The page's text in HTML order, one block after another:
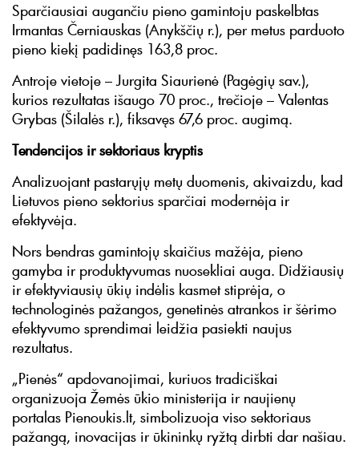
Sparčiausiai augančiu pieno gamintoju paskelbtas
Irmantas Černiauskas (Anykščių r.), per metus parduoto
pieno kiekį padidinęs 163,8 proc.
Antroje vietoje – Jurgita Siaurienė (Pagėgių sav.),
kurios rezultatas išaugo 70 proc., trečioje – Valentas
Grybas (Šilalės r.), fiksavęs 67,6 proc. augimą.
Tendencijos ir sektoriaus kryptis
Analizuojant pastarųjų metų duomenis, akivaizdu, kad
Lietuvos pieno sektorius sparčiai modernėja ir
efektyvėja.
Nors bendras gamintojų skaičius mažėja, pieno
gamyba ir produktyvumas nuosekliai auga. Didžiausių
ir efektyviausių ūkių indėlis kasmet stiprėja, o
technologinės pažangos, genetinės atrankos ir šėrimo
efektyvumo sprendimai leidžia pasiekti naujus
rezultatus.
„Pienės“ apdovanojimai, kuriuos tradiciškai
organizuoja Žemės ūkio ministerija ir naujienų
portalas Pienoukis.lt, simbolizuoja viso sektoriaus
pažangą, inovacijas ir ūkininkų ryžtą dirbti dar našiau.